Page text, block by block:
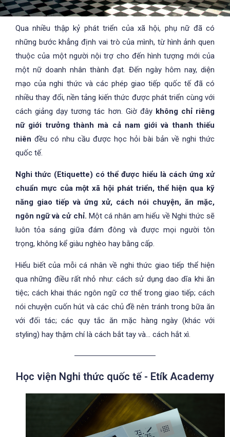
Qua nhiều thập kỷ phát triển của xã hội, phụ nữ đã có
những bước khẳng định vai trò của mình, từ hình ảnh quen
thuộc của một người nội trợ cho đến hình tượng mới của
một nữ doanh nhân thành đạt. Đến ngày hôm nay, diện
mạo của nghi thức và các phép giao tiếp quốc tế đã có
nhiều thay đổi, nền tảng kiến thức được phát triển cùng với
cách giảng dạy tương tác hơn. Giờ đây không chỉ riêng
nữ giới trưởng thành mà cả nam giới và thanh thiếu
niên đều có nhu cầu được học hỏi bài bản về nghi thức
quốc tế.
Nghi thức (Etiquette) có thể được hiểu là cách ứng xử
chuẩn mực của một xã hội phát triển, thể hiện qua kỹ
năng giao tiếp và ứng xử, cách nói chuyện, ăn mặc,
ngôn ngữ và cử chỉ. Một cá nhân am hiểu về Nghi thức sẽ
luôn tỏa sáng giữa đám đông và được mọi người tôn
trọng, không kể giàu nghèo hay bằng cấp.
Hiểu biết của mỗi cá nhân về nghi thức giao tiếp thể hiện
qua những điều rất nhỏ như: cách sử dụng dao dĩa khi ăn
tiệc; cách khai thác ngôn ngữ cơ thể trong giao tiếp; cách
nói chuyện cuốn hút và các chủ đề nên tránh trong bữa ăn
với đối tác; các quy tắc ăn mặc hàng ngày (khác với
styling) hay thậm chí là cách bắt tay và… cách hắt xì.
Học viện Nghi thức quốc tế - Etík Academy